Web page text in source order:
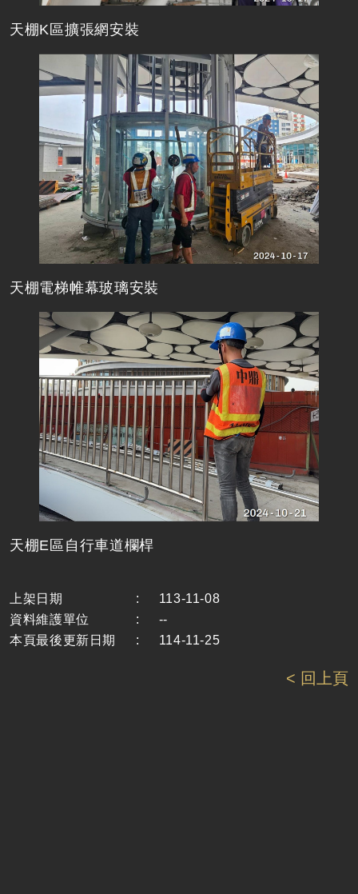
天棚K區擴張網安裝
天棚電梯帷幕玻璃安裝
天棚E區自行車道欄桿
上架日期 :
113-11-08
資料維護單位
:
--
本頁最後更新日期
: 114-11-25
< 回上頁